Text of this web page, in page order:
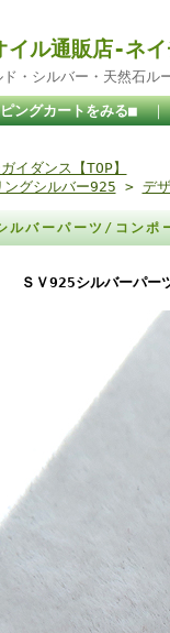
イル通販店-ネ
・シルバー・天然石ル
ングカートをみる■
イダンス【TOP】
ングシルバー925 > デ
ルバーパーツ/コン
ＳＶ925シルバーパ